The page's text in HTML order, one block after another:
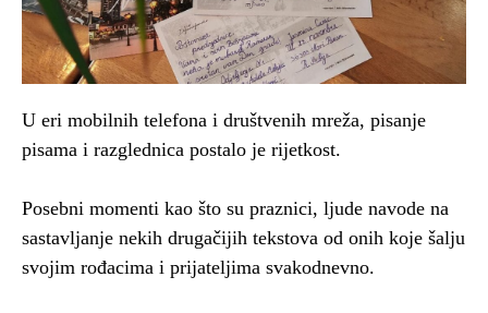
U eri mobilnih telefona i društvenih mreža, pisanje
pisama i razglednica postalo je rijetkost.
Posebni momenti kao što su praznici, ljude navode na
sastavljanje nekih drugačijih tekstova od onih koje šalju
svojim rođacima i prijateljima svakodnevno.